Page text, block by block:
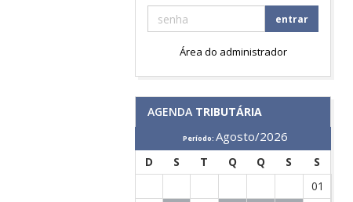
entrar
Área do administrador
AGENDA TRIBUTÁRIA
Período: Agosto/2026
D S T Q Q S
S
01